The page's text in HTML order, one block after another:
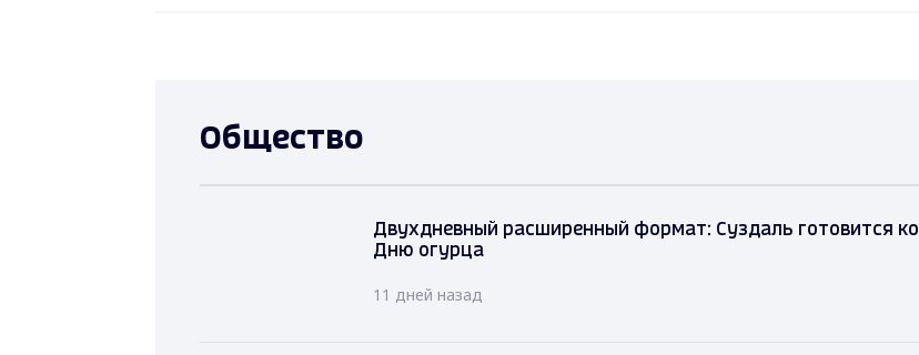
Общество
Двухдневный расширенный формат: Суздаль готовится ко
Дню огурца
11 дней назад